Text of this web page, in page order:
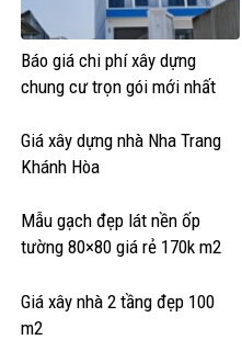
Báo giá chi phí xây dựng
chung cư trọn gói mới nhất
Giá xây dựng nhà Nha Trang
Khánh Hòa
Mẫu gạch đẹp lát nền ốp
tường 80×80 giá rẻ 170k m2
Giá xây nhà 2 tầng đẹp 100
m2